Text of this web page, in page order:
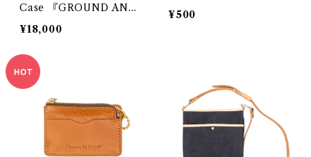
Case 『GROUND ANTI
QUE』
¥18,000
¥500